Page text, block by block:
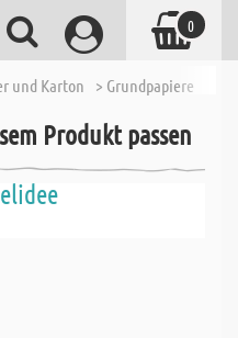
und Karton > Grundpapiere
Produkt passen
0